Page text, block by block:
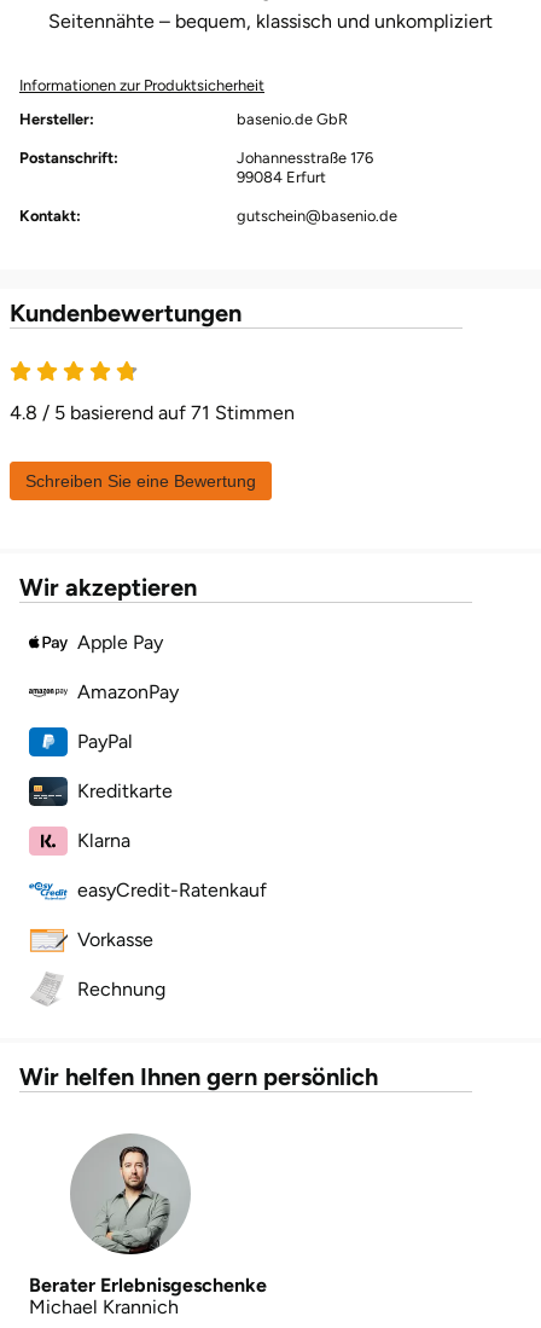
Seitennähte – bequem, klassisch und unkompliziert
Informationen zur Produktsicherheit
Hersteller:
basenio.de GbR
Postanschrift:
Johannesstraße 176
99084 Erfurt
Kontakt: gutschein@basenio.de
Kundenbewertungen
4.8 / 5 basierend auf 71 Stimmen
Schreiben Sie eine Bewertung
Wir akzeptieren
Apple Pay
AmazonPay
PayPal
Kreditkarte
Klarna
easyCredit-Ratenkauf
Vorkasse
Rechnung
Wir helfen Ihnen gern persönlich
Berater Erlebnisgeschenke
Michael Krannich
Herzogenaurach
Herzogtum Lauenburg
Homburg
Horb am Neckar
Jena
Jerichower Land
Karlsruhe
Kassel
Kiel
Koblenz
Kronach
Kulmbach
Köln
Landkreis Rostock
Landshut
Langenselbold
Leipzig